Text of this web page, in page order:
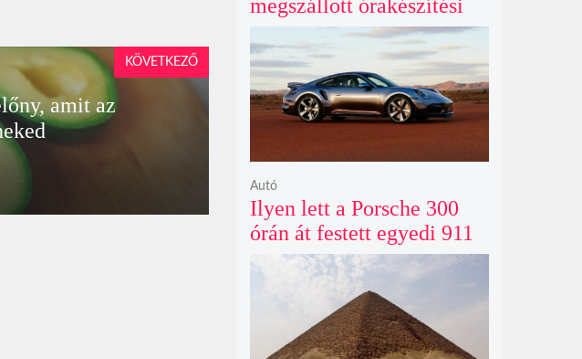
amit az
KÖVETKEZŐ
megszállott órakészítési
kiállítása végre Londonba
érkezik idén nyáron
Ilyen lett a Porsche 300
órán át festett egyedi 911
Turbo S-e, ami ausztrál
naplementéből született
Autó